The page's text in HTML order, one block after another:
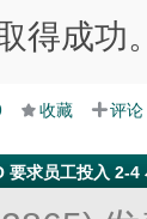
得成功。
收藏 评论
要求员工投入 2-4